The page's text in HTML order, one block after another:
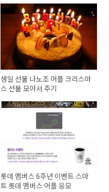
생일 선물 나노조 어플 크리스마
스 선물 모아서 주기
롯데 멤버스 6주년 이벤트 스마
트 롯데 멤버스 어플 응모